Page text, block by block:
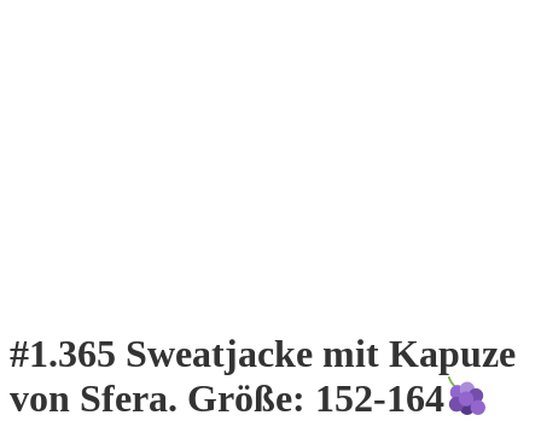
#1.365 Sweatjacke mit Kapuze
von Sfera. Größe: 152-164